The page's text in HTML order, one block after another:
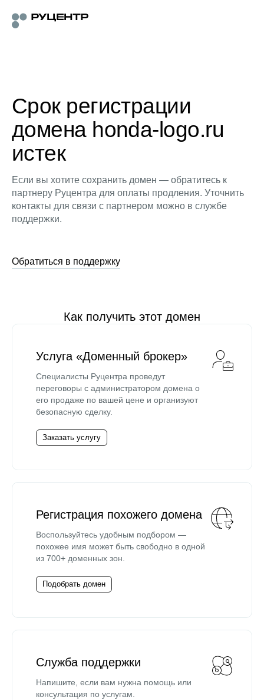
Срок регистрации
домена honda-logo.ru
истек
Если вы хотите сохранить домен — обратитесь к
партнеру Руцентра для оплаты продления. Уточнить
контакты для связи с партнером можно в службе
поддержки.
Обратиться в поддержку
Как получить этот домен
Услуга «Доменный брокер»
Специалисты Руцентра проведут
переговоры с администратором домена о
его продаже по вашей цене и организуют
безопасную сделку.
Заказать услугу
Регистрация похожего домена
Воспользуйтесь удобным подбором —
похожее имя может быть свободно в одной
из 700+ доменных зон.
Подобрать домен
Служба поддержки
Напишите, если вам нужна помощь или
консультация по услугам.